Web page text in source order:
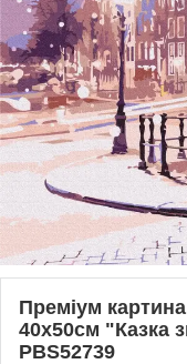
Преміум
40x50см "Казка
PBS52739